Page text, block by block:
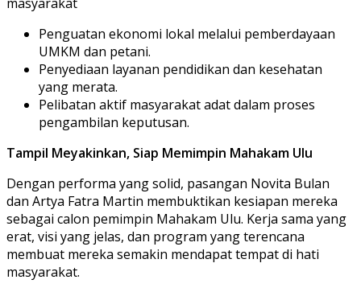
Penguatan ekonomi lokal melalui pemberdayaan
UMKM dan petani.
Penyediaan layanan pendidikan dan kesehatan
yang merata.
Pelibatan aktif masyarakat adat dalam proses
pengambilan keputusan.
Tampil Meyakinkan, Siap Memimpin Mahakam Ulu
Dengan performa yang solid, pasangan Novita Bulan
dan Artya Fatra Martin membuktikan kesiapan mereka
sebagai calon pemimpin Mahakam Ulu. Kerja sama yang
erat, visi yang jelas, dan program yang terencana
membuat mereka semakin mendapat tempat di hati
masyarakat.